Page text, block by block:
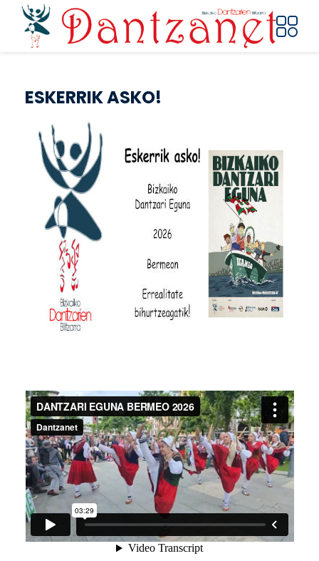
Pasar al contenido principal
ESKERRIK ASKO!